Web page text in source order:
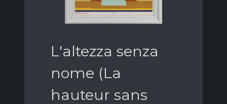
L'altezza senza
nome (La
hauteur sans